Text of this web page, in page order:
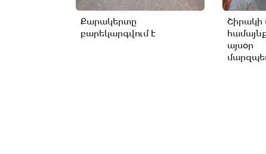
Քարակերտը
բարեկարգվում է
Շիրակի
այսօր